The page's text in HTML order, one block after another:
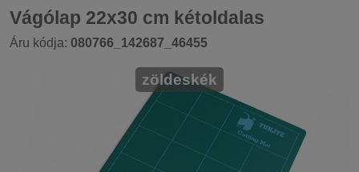
Vágólap 22x30 cm kétoldalas
Áru kódja: 080766_142687_46455
zöldeskék